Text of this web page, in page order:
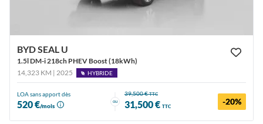
BYD SEAL U
1.5l DM-i 218ch PHEV Boost (18kWh)
14,323 KM | 2025
HYBRIDE
LOA sans apport dès
520 €/mois
ou
39,500 €TTC
31,500 € TTC -20%